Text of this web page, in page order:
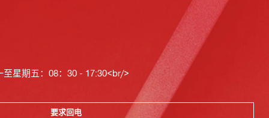
星期五：08：30 - 17:30<br/>
要求回电